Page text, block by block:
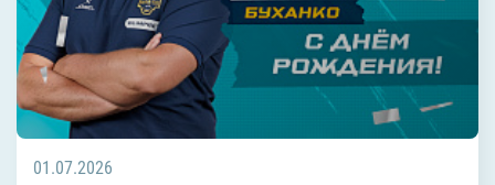
01.07.2026